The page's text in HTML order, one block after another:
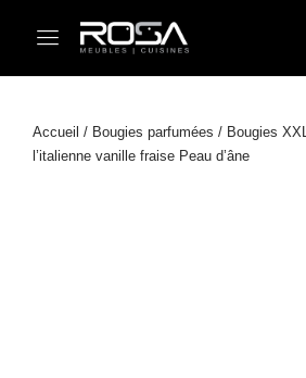
Accueil / Bougies parfumées / Bougies XXL
l’italienne vanille fraise Peau d’âne